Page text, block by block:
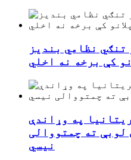
تنګي نظامي بندیز
کې برخه نه اخلي
په وړاندې
لوبې ته چمتووالی
نیسي